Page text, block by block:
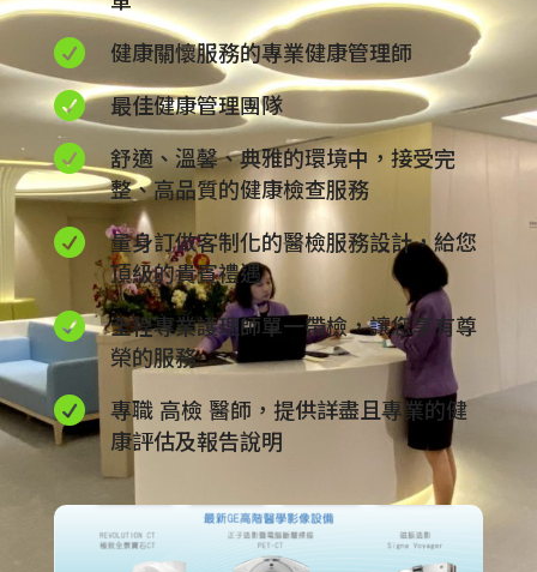
 健康關懷服務的專業健康管理師
 最佳健康管理團隊

舒適、溫馨、典雅的環境中，接受完
整、高品質的健康檢查服務

量身訂做客制化的醫檢服務設計，給您
頂級的貴賓禮遇

全程專業護理師單一帶檢，讓您享有尊
榮的服務

專職 高檢 醫師，提供詳盡且專業的健
康評估及報告說明